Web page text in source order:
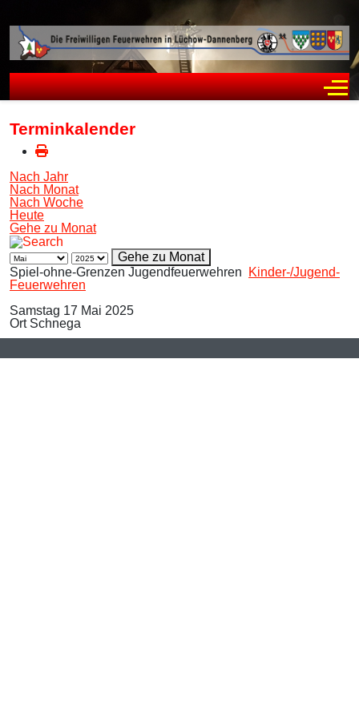
Terminkalender
Nach Jahr
Nach Monat
Nach Woche
Heute
Gehe zu Monat
Gehe zu Monat
Spiel-ohne-Grenzen Jugendfeuerwehren
Kinder-/Jugend-
Feuerwehren
Samstag 17 Mai 2025
Ort Schnega